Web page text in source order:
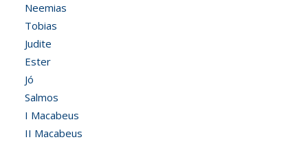
Neemias
Tobias
Judite
Ester
Jó
Salmos
I Macabeus
II Macabeus